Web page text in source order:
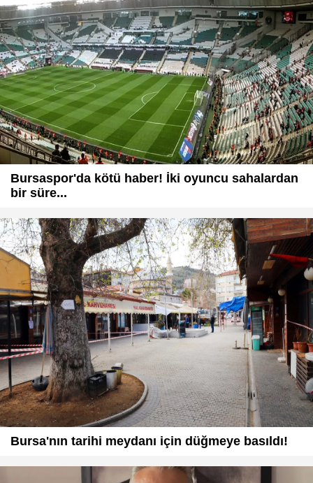
Bursaspor'da kötü haber! İki oyuncu sahalardan
bir süre...
Bursa'nın tarihi meydanı için düğmeye basıldı!